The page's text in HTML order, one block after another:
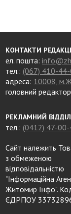
КОНТАКТИ
ел. пошта:
тел.: (067) 410-
адреса: 10008,
головний
РЕКЛАМНИЙ
тел.: (0412) 47-00-
Сайт належить
з обмеженою
відповідальністю
"Інформаційна
Житомир Інфо".
ЄДРПОУ